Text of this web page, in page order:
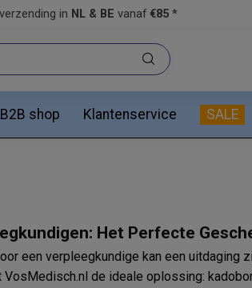
verzending in NL & BE vanaf €85 *
B2B shop Klantenservice SALE
Het Perfecte
een verpleegkundige kan een uitdaging
de ideale oplossing: